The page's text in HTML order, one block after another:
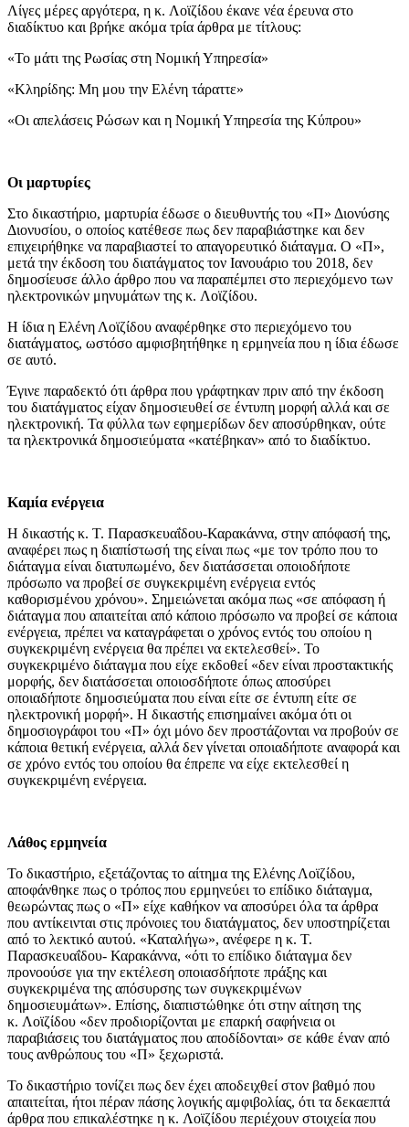
Λίγες μέρες αργότερα, η κ. Λοϊζίδου έκανε νέα έρευνα στο
διαδίκτυο και βρήκε ακόμα τρία άρθρα με τίτλους:
«Το μάτι της Ρωσίας στη Νομική Υπηρεσία»
«Κληρίδης: Μη μου την Ελένη τάραττε»
«Οι απελάσεις Ρώσων και η Νομική Υπηρεσία της Κύπρου»
Οι μαρτυρίες
Στο δικαστήριο, μαρτυρία έδωσε ο διευθυντής του «Π» Διονύσης
Διονυσίου, ο οποίος κατέθεσε πως δεν παραβιάστηκε και δεν
επιχειρήθηκε να παραβιαστεί το απαγορευτικό διάταγμα. Ο «Π»,
μετά την έκδοση του διατάγματος τον Ιανουάριο του 2018, δεν
δημοσίευσε άλλο άρθρο που να παραπέμπει στο περιεχόμενο των
ηλεκτρονικών μηνυμάτων της κ. Λοϊζίδου.
Η ίδια η Ελένη Λοϊζίδου αναφέρθηκε στο περιεχόμενο του
διατάγματος, ωστόσο αμφισβητήθηκε η ερμηνεία που η ίδια έδωσε
σε αυτό.
Έγινε παραδεκτό ότι άρθρα που γράφτηκαν πριν από την έκδοση
του διατάγματος είχαν δημοσιευθεί σε έντυπη μορφή αλλά και σε
ηλεκτρονική. Τα φύλλα των εφημερίδων δεν αποσύρθηκαν, ούτε
τα ηλεκτρονικά δημοσιεύματα «κατέβηκαν» από το διαδίκτυο.
Καμία ενέργεια
Η δικαστής κ. Τ. Παρασκευαΐδου-Καρακάννα, στην απόφασή της,
αναφέρει πως η διαπίστωσή της είναι πως «με τον τρόπο που το
διάταγμα είναι διατυπωμένο, δεν διατάσσεται οποιοδήποτε
πρόσωπο να προβεί σε συγκεκριμένη ενέργεια εντός
καθορισμένου χρόνου». Σημειώνεται ακόμα πως «σε απόφαση ή
διάταγμα που απαιτείται από κάποιο πρόσωπο να προβεί σε κάποια
ενέργεια, πρέπει να καταγράφεται ο χρόνος εντός του οποίου η
συγκεκριμένη ενέργεια θα πρέπει να εκτελεσθεί». Το
συγκεκριμένο διάταγμα που είχε εκδοθεί «δεν είναι προστακτικής
μορφής, δεν διατάσσεται οποιοσδήποτε όπως αποσύρει
οποιαδήποτε δημοσιεύματα που είναι είτε σε έντυπη είτε σε
ηλεκτρονική μορφή». Η δικαστής επισημαίνει ακόμα ότι οι
δημοσιογράφοι του «Π» όχι μόνο δεν προστάζονται να προβούν σε
κάποια θετική ενέργεια, αλλά δεν γίνεται οποιαδήποτε αναφορά και
σε χρόνο εντός του οποίου θα έπρεπε να είχε εκτελεσθεί η
συγκεκριμένη ενέργεια.
Λάθος ερμηνεία
To δικαστήριο, εξετάζοντας το αίτημα της Ελένης Λοϊζίδου,
αποφάνθηκε πως ο τρόπος που ερμηνεύει το επίδικο διάταγμα,
θεωρώντας πως ο «Π» είχε καθήκον να αποσύρει όλα τα άρθρα
που αντίκεινται στις πρόνοιες του διατάγματος, δεν υποστηρίζεται
από το λεκτικό αυτού. «Καταλήγω», ανέφερε η κ. Τ.
Παρασκευαΐδου- Καρακάννα, «ότι το επίδικο διάταγμα δεν
προνοούσε για την εκτέλεση οποιασδήποτε πράξης και
συγκεκριμένα της απόσυρσης των συγκεκριμένων
δημοσιευμάτων». Επίσης, διαπιστώθηκε ότι στην αίτηση της
κ. Λοϊζίδου «δεν προδιορίζονται με επαρκή σαφήνεια οι
παραβιάσεις του διατάγματος που αποδίδονται» σε κάθε έναν από
τους ανθρώπους του «Π» ξεχωριστά.
Το δικαστήριο τονίζει πως δεν έχει αποδειχθεί στον βαθμό που
απαιτείται, ήτοι πέραν πάσης λογικής αμφιβολίας, ότι τα δεκαεπτά
άρθρα που επικαλέστηκε η κ. Λοϊζίδου περιέχουν στοιχεία που